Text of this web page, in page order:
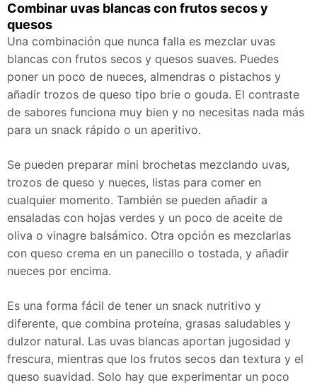
Combinar uvas blancas con frutos secos y
quesos
Una combinación que nunca falla es mezclar uvas
blancas con frutos secos y quesos suaves. Puedes
poner un poco de nueces, almendras o pistachos y
añadir trozos de queso tipo brie o gouda. El contraste
de sabores funciona muy bien y no necesitas nada más
para un snack rápido o un aperitivo.
Se pueden preparar mini brochetas mezclando uvas,
trozos de queso y nueces, listas para comer en
cualquier momento. También se pueden añadir a
ensaladas con hojas verdes y un poco de aceite de
oliva o vinagre balsámico. Otra opción es mezclarlas
con queso crema en un panecillo o tostada, y añadir
nueces por encima.
Es una forma fácil de tener un snack nutritivo y
diferente, que combina proteína, grasas saludables y
dulzor natural. Las uvas blancas aportan jugosidad y
frescura, mientras que los frutos secos dan textura y el
queso suavidad. Solo hay que experimentar un poco